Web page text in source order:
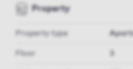
Property
Property type
Floor